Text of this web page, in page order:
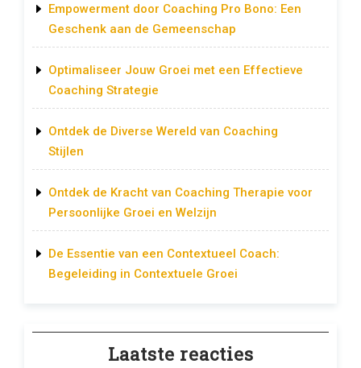
Empowerment door Coaching Pro Bono: Een
Geschenk aan de Gemeenschap
Optimaliseer Jouw Groei met een Effectieve
Coaching Strategie
Ontdek de Diverse Wereld van Coaching
Stijlen
Ontdek de Kracht van Coaching Therapie voor
Persoonlijke Groei en Welzijn
De Essentie van een Contextueel Coach:
Begeleiding in Contextuele Groei
Laatste reacties